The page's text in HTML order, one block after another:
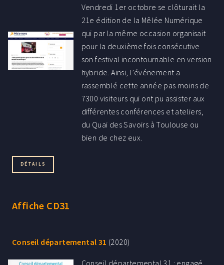
Vendredi 1er octobre se clôturait la
21e édition de la Mêlée Numérique
qui par la même occasion organisait
pour la deuxième fois consécutive
son festival incontournable en version
hybride. Ainsi, l’événement a
rassemblé cette année pas moins de
7300 visiteurs qui ont pu assister aux
différentes conférences et ateliers,
du Quai des Savoirs à Toulouse ou
bien de chez eux.
DÉTAILS
Affiche CD31
Conseil départemental 31 (2020)
Conseil départemental 31 : engagé